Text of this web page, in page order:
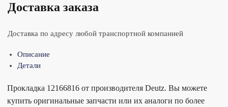
Доставка заказа
Доставка по адресу любой транспортной компанией
Описание
Детали
Прокладка 12166816 от производителя Deutz. Вы можете
купить оригинальные запчасти или их аналоги по более